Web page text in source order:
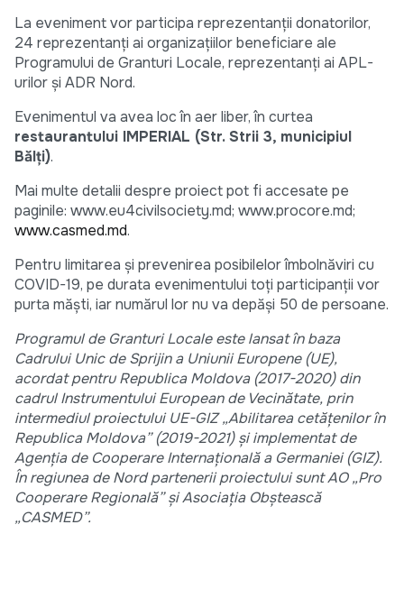
La eveniment vor participa reprezentanții donatorilor,
24 reprezentanți ai organizațiilor beneficiare ale
Programului de Granturi Locale, reprezentanți ai APL-
urilor și ADR Nord.
Evenimentul va avea loc în aer liber, în curtea
restaurantului IMPERIAL (Str. Strii 3, municipiul
Bălți).
Mai multe detalii despre proiect pot fi accesate pe
paginile: www.eu4civilsociety.md; www.procore.md;
www.casmed.md.
Pentru limitarea și prevenirea posibilelor îmbolnăviri cu
COVID-19, pe durata evenimentului toți participanții vor
purta măști, iar numărul lor nu va depăși 50 de persoane.
Programul de Granturi Locale este lansat în baza
Cadrului Unic de Sprijin a Uniunii Europene (UE),
acordat pentru Republica Moldova (2017-2020) din
cadrul Instrumentului European de Vecinătate, prin
intermediul proiectului UE-GIZ „Abilitarea cetățenilor în
Republica Moldova” (2019-2021) și implementat de
Agenția de Cooperare Internațională a Germaniei (GIZ).
În regiunea de Nord partenerii proiectului sunt AO „Pro
Cooperare Regională” și Asociația Obștească
„CASMED”.